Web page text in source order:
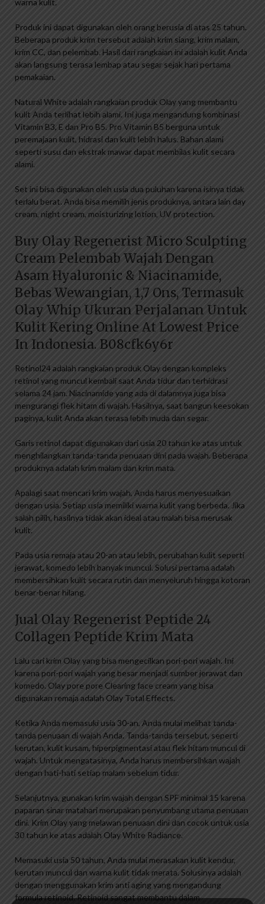
warna kulit.
Produk ini dapat digunakan oleh orang berusia di atas 25 tahun.
Beberapa produk krim tersebut adalah krim siang, krim malam,
krim CC, dan pelembab. Hasil dari rangkaian ini adalah kulit Anda
akan langsung terasa lembap atau segar sejak hari pertama
pemakaian.
Natural White adalah rangkaian produk Olay yang membantu
kulit Anda terlihat lebih alami. Ini juga mengandung kombinasi
Vitamin B3, E dan Pro B5. Pro Vitamin B5 berguna untuk
peremajaan kulit, hidrasi dan kulit lebih halus. Bahan alami
seperti susu dan ekstrak mawar dapat membilas kulit secara
alami.
Set ini bisa digunakan oleh usia dua puluhan karena isinya tidak
terlalu berat. Anda bisa memilih jenis produknya, antara lain day
cream, night cream, moisturizing lotion, UV protection.
Buy Olay Regenerist Micro Sculpting
Cream Pelembab Wajah Dengan
Asam Hyaluronic & Niacinamide,
Bebas Wewangian, 1,7 Ons, Termasuk
Olay Whip Ukuran Perjalanan Untuk
Kulit Kering Online At Lowest Price
In Indonesia. B08cfk6y6r
Retinol24 adalah rangkaian produk Olay dengan kompleks
retinol yang muncul kembali saat Anda tidur dan terhidrasi
selama 24 jam. Niacinamide yang ada di dalamnya juga bisa
mengurangi flek hitam di wajah. Hasilnya, saat bangun keesokan
paginya, kulit Anda akan terasa lebih muda dan segar.
Garis retinol dapat digunakan dari usia 20 tahun ke atas untuk
menghilangkan tanda-tanda penuaan dini pada wajah. Beberapa
produknya adalah krim malam dan krim mata.
Apalagi saat mencari krim wajah, Anda harus menyesuaikan
dengan usia. Setiap usia memiliki warna kulit yang berbeda. Jika
salah pilih, hasilnya tidak akan ideal atau malah bisa merusak
kulit.
Pada usia remaja atau 20-an atau lebih, perubahan kulit seperti
jerawat, komedo lebih banyak muncul. Solusi pertama adalah
membersihkan kulit secara rutin dan menyeluruh hingga kotoran
benar-benar hilang.
Jual Olay Regenerist Peptide 24
Collagen Peptide Krim Mata
Lalu cari krim Olay yang bisa mengecilkan pori-pori wajah. Ini
karena pori-pori wajah yang besar menjadi sumber jerawat dan
komedo. Olay pore pore Clearing face cream yang bisa
digunakan remaja adalah Olay Total Effects.
Ketika Anda memasuki usia 30-an, Anda mulai melihat tanda-
tanda penuaan di wajah Anda. Tanda-tanda tersebut, seperti
kerutan, kulit kusam, hiperpigmentasi atau flek hitam muncul di
wajah. Untuk mengatasinya, Anda harus membersihkan wajah
dengan hati-hati setiap malam sebelum tidur.
Selanjutnya, gunakan krim wajah dengan SPF minimal 15 karena
paparan sinar matahari merupakan penyumbang utama penuaan
dini. Krim Olay yang melawan penuaan dini dan cocok untuk usia
30 tahun ke atas adalah Olay White Radiance.
Memasuki usia 50 tahun, Anda mulai merasakan kulit kendur,
kerutan muncul dan warna kulit tidak merata. Solusinya adalah
dengan menggunakan krim anti aging yang mengandung
formula retinoid. Retinoid sangat membantu dalam